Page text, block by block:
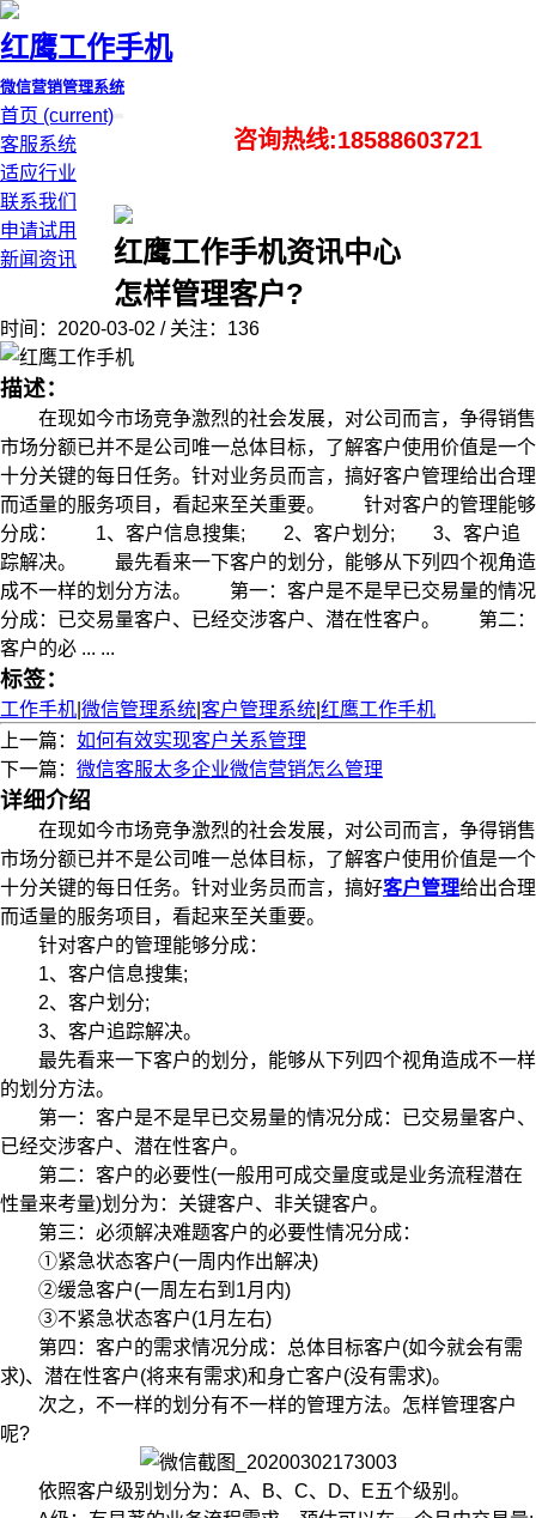
红鹰工作手机
微信营销管理系统
首页 (current)
客服系统
适应行业
联系我们
申请试用
新闻资讯
咨询热线:18588603721
红鹰工作手机资讯中心
怎样管理客户?
时间：2020-03-02 / 关注：136
描述：
在现如今市场竞争激烈的社会发展，对公司而言，争得销售
市场分额已并不是公司唯一总体目标，了解客户使用价值是一个
十分关键的每日任务。针对业务员而言，搞好客户管理给出合理
而适量的服务项目，看起来至关重要。 针对客户的管理能够
分成： 1、客户信息搜集; 2、客户划分; 3、客户追
踪解决。 最先看来一下客户的划分，能够从下列四个视角造
成不一样的划分方法。 第一：客户是不是早已交易量的情况
分成：已交易量客户、已经交涉客户、潜在性客户。 第二：
客户的必 ... ...
标签：
工作手机 微信管理系统 客户管理系统 红鹰工作手机
上一篇： 如何有效实现客户关系管理
下一篇： 微信客服太多企业微信营销怎么管理
详细介绍
在现如今市场竞争激烈的社会发展，对公司而言，争得销售
市场分额已并不是公司唯一总体目标，了解客户使用价值是一个
十分关键的每日任务。针对业务员而言，搞好客户管理给出合理
而适量的服务项目，看起来至关重要。
针对客户的管理能够分成：
1、客户信息搜集;
2、客户划分;
3、客户追踪解决。
最先看来一下客户的划分，能够从下列四个视角造成不一样
的划分方法。
第一：客户是不是早已交易量的情况分成：已交易量客户、
已经交涉客户、潜在性客户。
第二：客户的必要性(一般用可成交量度或是业务流程潜在
性量来考量)划分为：关键客户、非关键客户。
第三：必须解决难题客户的必要性情况分成：
①紧急状态客户(一周内作出解决)
②缓急客户(一周左右到1月内)
③不紧急状态客户(1月左右)
第四：客户的需求情况分成：总体目标客户(如今就会有需
求)、潜在性客户(将来有需求)和身亡客户(没有需求)。
次之，不一样的划分有不一样的管理方法。怎样管理客户
呢?
依照客户级别划分为：A、B、C、D、E五个级别。